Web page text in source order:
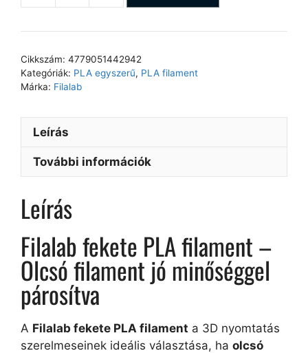
Cikkszám: 4779051442942
Kategóriák: PLA egyszerű, PLA filament
Márka: Filalab
Leírás
További információk
Leírás
Filalab fekete PLA filament –
Olcsó filament jó minőséggel
párosítva
A Filalab fekete PLA filament a 3D nyomtatás
szerelmeseinek ideális választása, ha olcsó